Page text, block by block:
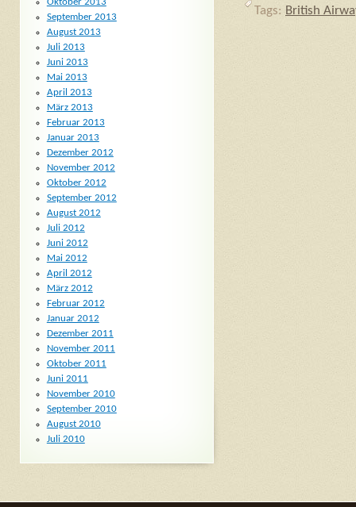
Tags: British
Oktober 2013
September 2013
August 2013
Juli 2013
Juni 2013
Mai 2013
April 2013
März 2013
Februar 2013
Januar 2013
Dezember 2012
November 2012
Oktober 2012
September 2012
August 2012
Juli 2012
Juni 2012
Mai 2012
April 2012
März 2012
Februar 2012
Januar 2012
Dezember 2011
November 2011
Oktober 2011
Juni 2011
November 2010
September 2010
August 2010
Juli 2010